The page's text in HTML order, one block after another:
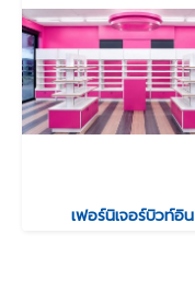
เฟอร์นิเจอร์บิวท์อิน